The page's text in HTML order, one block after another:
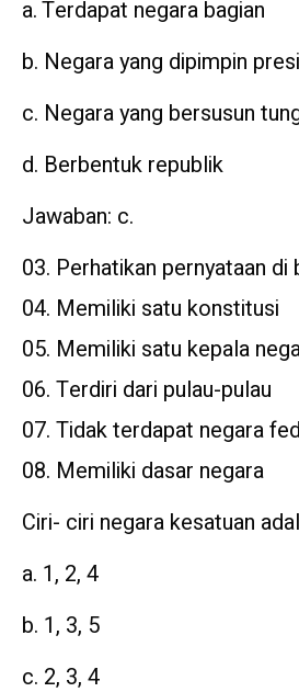
a. Terdapat negara bagian
b. Negara yang dipimpin
c. Negara yang bersusun
d. Berbentuk republik
Jawaban: c.
Perhatikan pernyataan di
Memiliki satu konstitusi
Memiliki satu kepala
Terdiri dari pulau-pulau
Tidak terdapat negara
Memiliki dasar negara
Ciri- ciri negara kesatuan
a. 1, 2, 4
b. 1, 3, 5
c. 2, 3, 4